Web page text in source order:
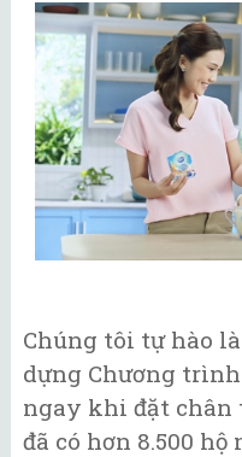
Chúng tôi tự hào
dựng Chương trình
ngay khi đặt chân
đã có hơn 8.500